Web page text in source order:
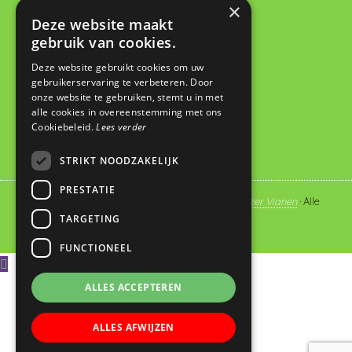
Basisschool De Wegwijzer
De Looch 13
4133 DK Vianen
0347 372673
administratie@dewegwijzervianen.nl
© Copyright 2019 - 2026 Basisschool De Wegwijzer Vianen· Alle
rechten voorbehouden
×
Deze website maakt
gebruik van cookies.
Deze website gebruikt cookies om uw
gebruikerservaring te verbeteren. Door
onze website te gebruiken, stemt u in met
alle cookies in overeenstemming met ons
Cookiebeleid.Lees verder
STRIKT NOODZAKELIJK
PRESTATIE
TARGETING
FUNCTIONEEL
ALLES ACCEPTEREN
ALLES AFWIJZEN